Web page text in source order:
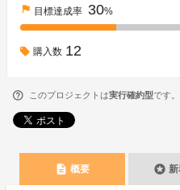
flag 目標達成率 30%
購入数 12
このプロジェクトは実行確約型です。
description 概要 stars 新